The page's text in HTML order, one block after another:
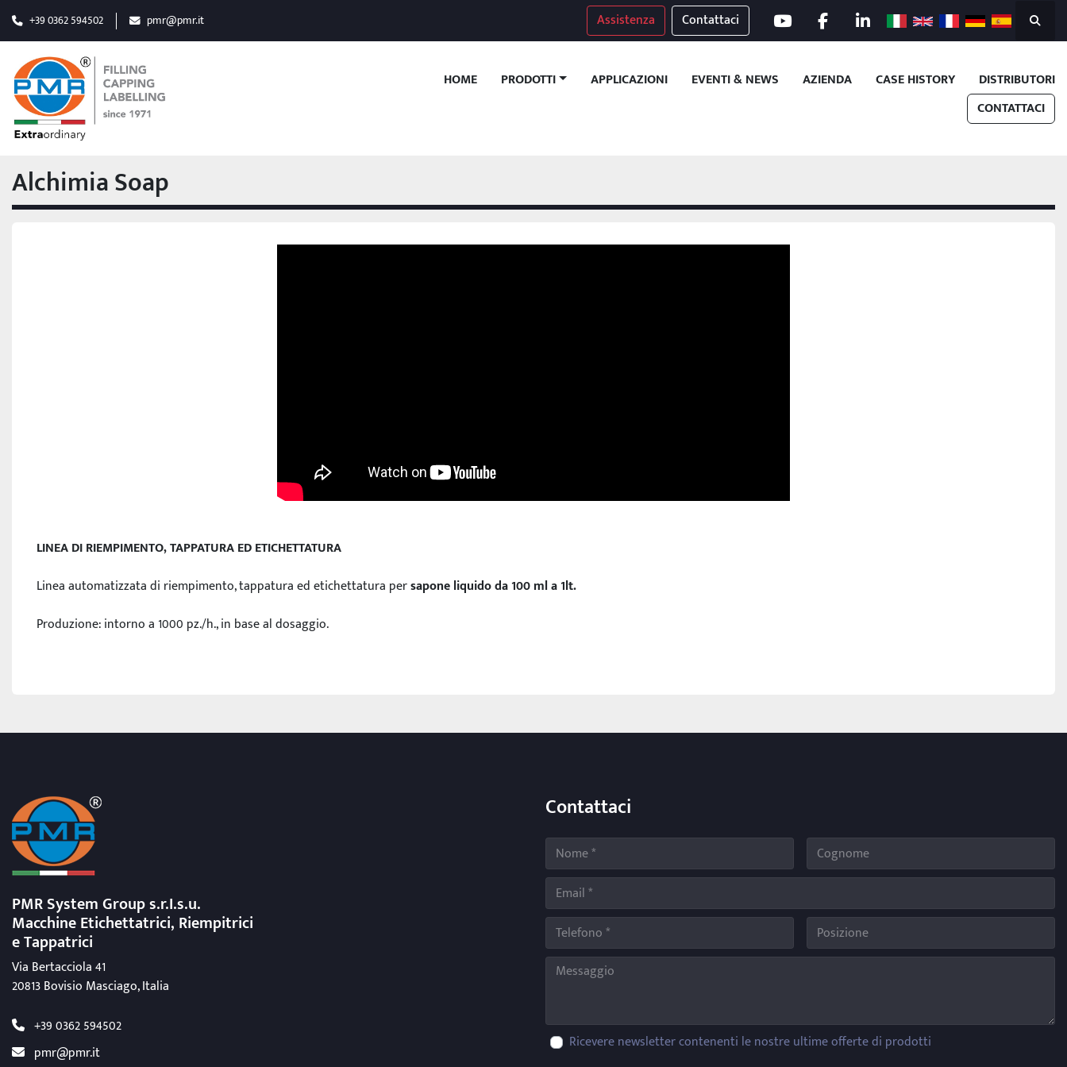
+39 0362 594502 pmr@pmr.it Assistenza Contattaci youtubefacebooklinkedin Cerca
HOME PRODOTTI EVENTI & NEWS
APPLICAZIONI AZIENDA CASE HISTORY
DISTRIBUTORI
CONTATTACI
Alchimia Soap
LINEA DI RIEMPIMENTO, TAPPATURA ED ETICHETTATURA
Linea automatizzata di riempimento, tappatura ed etichettatura per sapone liquido da 100 ml a 1lt.
Produzione: intorno a 1000 pz./h., in base al dosaggio.
PMR System Group s.r.I.s.u.
Macchine Etichettatrici, Riempitrici
e Tappatrici
Via Bertacciola 41
20813 Bovisio Masciago, Italia
+39 0362 594502
pmr@pmr.it
Contattaci
Ricevere newsletter contenenti le nostre ultime offerte di prodotti